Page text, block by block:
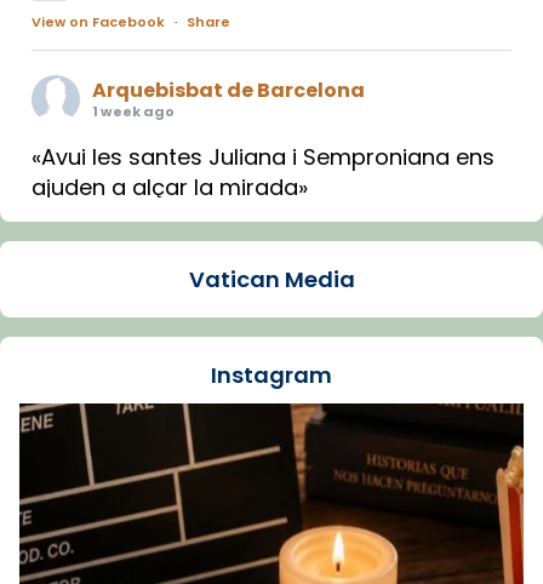
View on Facebook · Share
Arquebisbat de Barcelona
1 week ago
«Avui les santes Juliana i Semproniana ens
ajuden a alçar la mirada»
Mons. Sergi Gordo, bisbe de Tortosa, ha
Santes de Mataró.
🔗tinyurl.com/cvu5jmbk
Foto
View on Facebook Share
Arquebisbat de Barcelonais at Catedral
de Barcelona.
1 week ago
Vatican Media
Instagram